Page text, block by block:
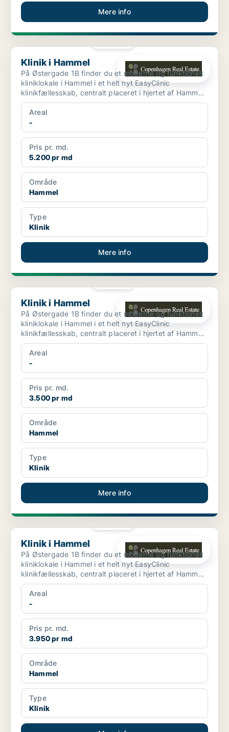
Mere info
Klinik i Hammel
Klinik i Hammel
På Østergade 1B finder du et moderne og funktionelt
kliniklokale i Hammel i et helt nyt EasyClinic
klinikfællesskab, centralt placeret i hjertet af Hammel
by...
Areal
-
Pris pr. md.
5.200 pr md
Område
Hammel
Type
Klinik
Mere info
Klinik i Hammel
Klinik i Hammel
På Østergade 1B finder du et moderne og funktionelt
kliniklokale i Hammel i et helt nyt EasyClinic
klinikfællesskab, centralt placeret i hjertet af Hammel
by...
Areal
-
Pris pr. md.
3.500 pr md
Område
Hammel
Type
Klinik
Mere info
Klinik i Hammel
Klinik i Hammel
På Østergade 1B finder du et moderne og funktionelt
kliniklokale i Hammel i et helt nyt EasyClinic
klinikfællesskab, centralt placeret i hjertet af Hammel
by...
Areal
-
Pris pr. md.
3.950 pr md
Område
Hammel
Type
Klinik